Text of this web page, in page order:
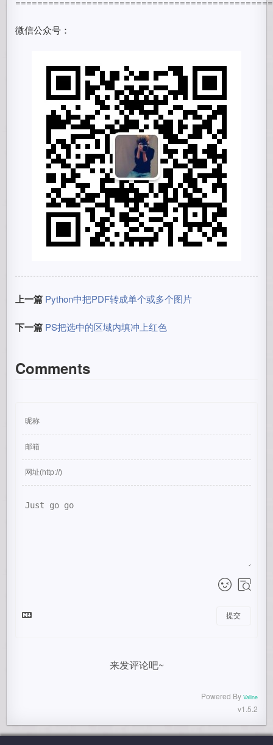
微信公众号：
上一篇 Python中把PDF转成单个或多个图片
下一篇 PS把选中的区域内填冲上红色
Comments
提交
来发评论吧~
Powered By Valine
v1.5.2